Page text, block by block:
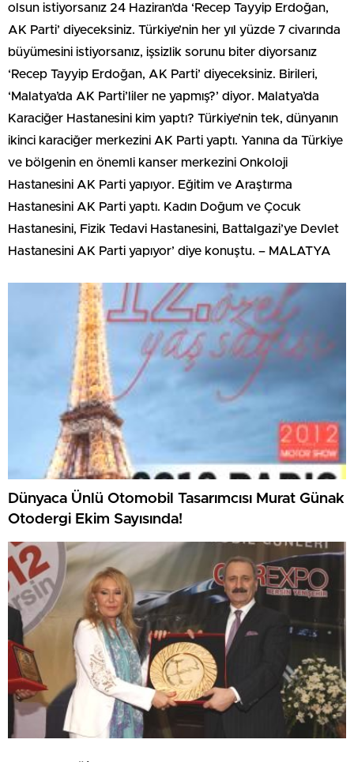
olsun istiyorsanız 24 Haziran’da ‘Recep Tayyip Erdoğan,
AK Parti’ diyeceksiniz. Türkiye’nin her yıl yüzde 7 civarında
büyümesini istiyorsanız, işsizlik sorunu biter diyorsanız
‘Recep Tayyip Erdoğan, AK Parti’ diyeceksiniz. Birileri,
‘Malatya’da AK Parti’liler ne yapmış?’ diyor. Malatya’da
Karaciğer Hastanesini kim yaptı? Türkiye’nin tek, dünyanın
ikinci karaciğer merkezini AK Parti yaptı. Yanına da Türkiye
ve bölgenin en önemli kanser merkezini Onkoloji
Hastanesini AK Parti yapıyor. Eğitim ve Araştırma
Hastanesini AK Parti yaptı. Kadın Doğum ve Çocuk
Hastanesini, Fizik Tedavi Hastanesini, Battalgazi’ye Devlet
Hastanesini AK Parti yapıyor’ diye konuştu. – MALATYA
Dünyaca Ünlü Otomobil Tasarımcısı Murat Günak
Otodergi Ekim Sayısında!